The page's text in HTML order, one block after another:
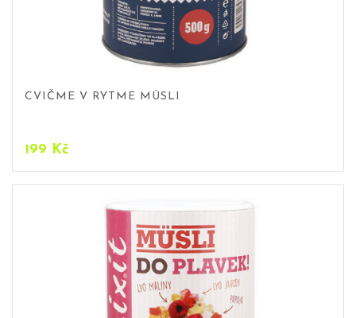
CVIČME V RYTME MÜSLI
199 Kč